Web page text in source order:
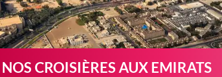
NOS CROISIÈRES AUX EMIRATS